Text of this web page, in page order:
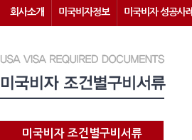
회사소개 미국비자정보 미국비자 성공사례
미국비자 조건별구비서류